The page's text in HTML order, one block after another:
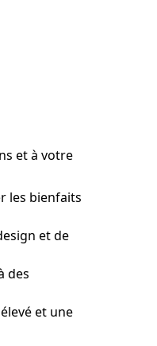
et à votre
les bienfaits
et de
des
et une